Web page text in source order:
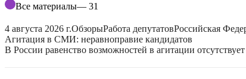
Все материалы— 31
4 августа 2026 г.ОбзорыРабота депутатовРоссийская
Агитация в СМИ: неравноправие кандидатов
В России равенство возможностей в агитации